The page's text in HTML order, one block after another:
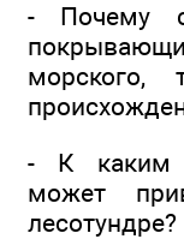
- Почему
морского,
- К каким
может
лесотундре?